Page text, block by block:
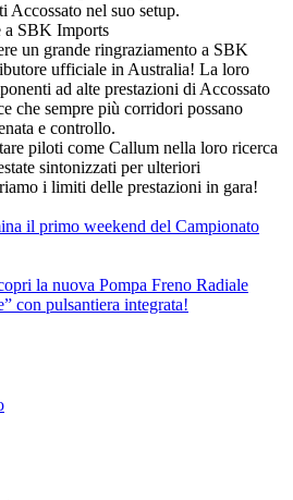
Accossato nel suo setup.
a SBK Imports
un grande ringraziamento a SBK
ufficiale in Australia! La loro
ad alte prestazioni di Accossato
che sempre più corridori possano
e controllo.
piloti come Callum nella loro ricerca
sintonizzati per ulteriori
i limiti delle prestazioni in gara!
il primo weekend del Campionato
la nuova Pompa Freno Radiale
con pulsantiera integrata!